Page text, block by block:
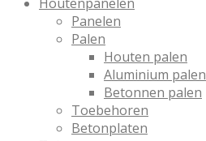
Panelen
Palen
Houten palen
Aluminium palen
Betonnen palen
Toebehoren
Betonplaten